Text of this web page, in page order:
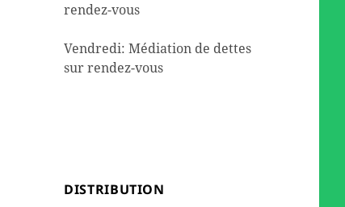
rendez-vous
Vendredi: Médiation de dettes
sur rendez-vous
DISTRIBUTION